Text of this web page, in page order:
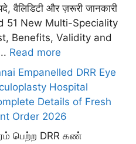
वैलिडिटी और ज़रूरी जानकारी
51 New Multi-Speciality
Benefits, Validity and
Read more
Empanelled DRR Eye
Hospital
Details of Fresh
Order 2026
பெற்ற DRR கண்